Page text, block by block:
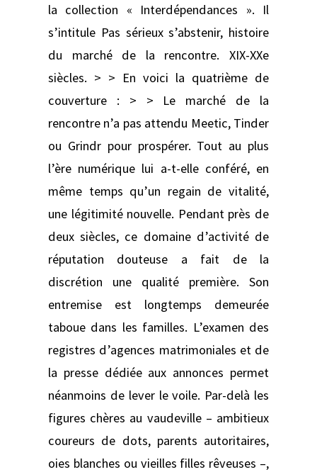
la collection « Interdépendances ». Il
s’intitule Pas sérieux s’abstenir, histoire
du marché de la rencontre. XIX-XXe
siècles. > > En voici la quatrième de
couverture : > > Le marché de la
rencontre n’a pas attendu Meetic, Tinder
ou Grindr pour prospérer. Tout au plus
l’ère numérique lui a-t-elle conféré, en
même temps qu’un regain de vitalité,
une légitimité nouvelle. Pendant près de
deux siècles, ce domaine d’activité de
réputation douteuse a fait de la
discrétion une qualité première. Son
entremise est longtemps demeurée
taboue dans les familles. L’examen des
registres d’agences matrimoniales et de
la presse dédiée aux annonces permet
néanmoins de lever le voile. Par-delà les
figures chères au vaudeville – ambitieux
coureurs de dots, parents autoritaires,
oies blanches ou vieilles filles rêveuses –,